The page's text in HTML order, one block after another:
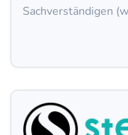
Sachverständigen